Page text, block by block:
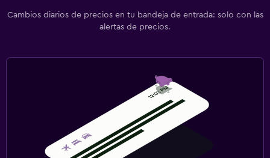
Cambios diarios de precios en tu bandeja de entrada: solo con las
alertas de precios.